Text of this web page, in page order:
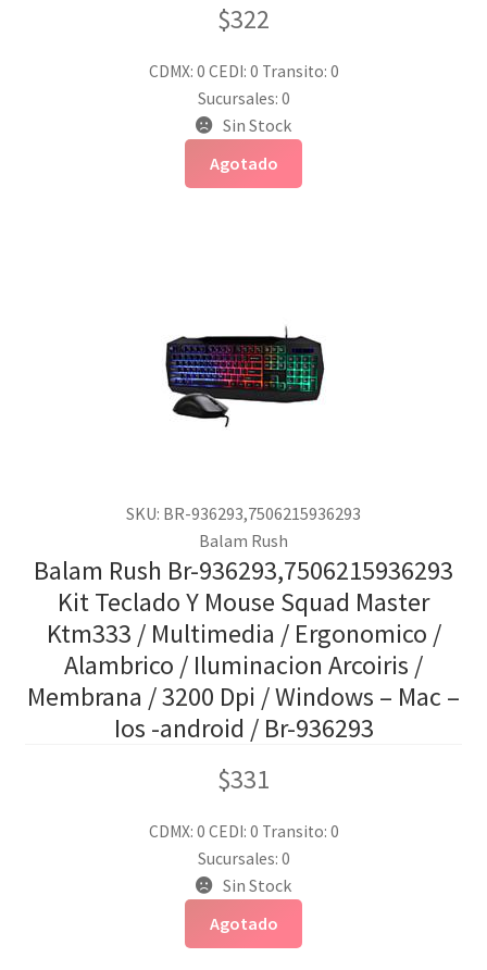
$322
CDMX: 0 CEDI: 0 Transito: 0
Sucursales: 0
Sin Stock
Agotado
SKU: BR-936293,7506215936293
Balam Rush
Balam Rush Br-936293,7506215936293
Kit Teclado Y Mouse Squad Master
Ktm333 / Multimedia / Ergonomico /
Alambrico / Iluminacion Arcoiris /
Membrana / 3200 Dpi / Windows – Mac –
Ios -android / Br-936293
$331
CDMX: 0 CEDI: 0 Transito: 0
Sucursales: 0
Sin Stock
Agotado